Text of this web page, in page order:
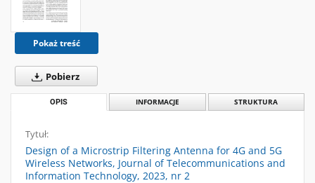
Pokaż treść
Pobierz
OPIS INFORMACJE STRUKTURA
Tytuł:
Design of a Microstrip Filtering Antenna for 4G and 5G
Wireless Networks, Journal of Telecommunications and
Information Technology, 2023, nr 2